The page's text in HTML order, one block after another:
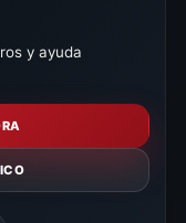
y ayuda